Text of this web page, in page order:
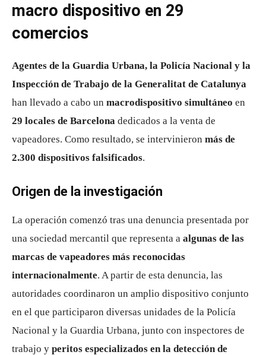
macro dispositivo en 29
comercios
Agentes de la Guardia Urbana, la Policía Nacional y la
Inspección de Trabajo de la Generalitat de Catalunya
han llevado a cabo un macrodispositivo simultáneo en
29 locales de Barcelona dedicados a la venta de
vapeadores. Como resultado, se intervinieron más de
2.300 dispositivos falsificados.
Origen de la investigación
La operación comenzó tras una denuncia presentada por
una sociedad mercantil que representa a algunas de las
marcas de vapeadores más reconocidas
internacionalmente. A partir de esta denuncia, las
autoridades coordinaron un amplio dispositivo conjunto
en el que participaron diversas unidades de la Policía
Nacional y la Guardia Urbana, junto con inspectores de
trabajo y peritos especializados en la detección de